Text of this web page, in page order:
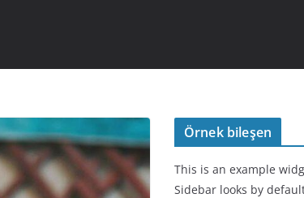
Örnek bileşen
This is an example
Sidebar looks by